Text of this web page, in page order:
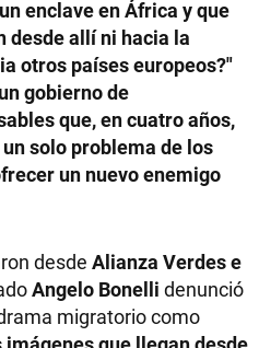
enclave en África y que
desde allí ni hacia la
otros países europeos?"
gobierno de
que, en cuatro años,
solo problema de los
un nuevo enemigo
desde Alianza Verdes e
Angelo Bonelli denunció
migratorio como